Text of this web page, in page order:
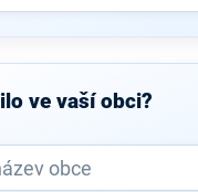
ve vaší obci?